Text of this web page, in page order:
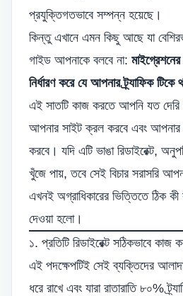
প্রযুক্তিগতভাবে সম্পন্ন হয়েছে।
কিন্তু এখানে এমন কিছু আছে যা
গাইড আপনাকে বলবে না:
নির্ধারণ করে যে আপনার ট্র্যাফিক টিকে
এই সাতটি কাজ করতে আপনি যত
আপনার সাইট ক্রল করবে এবং আপনার
করবে। যদি এটি ভাঙা রিডাইরেক্ট,
খুঁজে পায়, তবে সেই বিচার সরাসরি
এখনই অগ্রাধিকারের ভিত্তিতে ঠিক
দেওয়া হলো।
১. প্রতিটি রিডাইরেক্ট সঠিকভাবে কাজ
এই পদক্ষেপটিই সেই ব্যক্তিদের আলাদা
ধরে রাখে এবং যারা রাতারাতি ৮০%